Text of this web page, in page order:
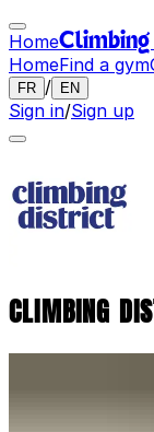
Home
HomeFind a gym
FR / EN
Sign in/Sign up
CLIMBING